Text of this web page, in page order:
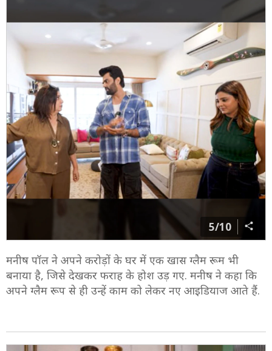
5/10
मनीष पॉल ने अपने करोड़ों के घर में एक खास ग्लैम रूम भी
बनाया है, जिसे देखकर फराह के होश उड़ गए. मनीष ने कहा कि
अपने ग्लैम रूप से ही उन्हें काम को लेकर नए आइडियाज आते हैं.